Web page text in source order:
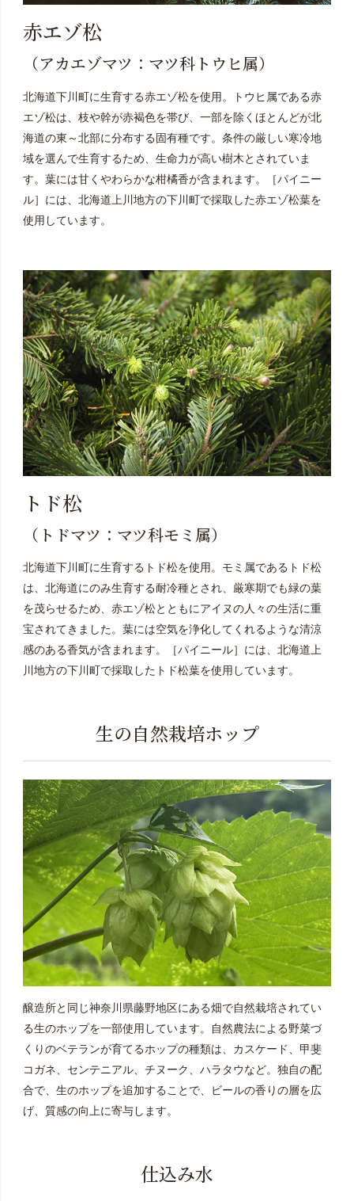
赤エゾ松
（アカエゾマツ：マツ科トウヒ属）
北海道下川町に生育する赤エゾ松を使用。トウヒ属である赤
エゾ松は、枝や幹が赤褐色を帯び、一部を除くほとんどが北
海道の東～北部に分布する固有種です。条件の厳しい寒冷地
域を選んで生育するため、生命力が高い樹木とされていま
す。葉には甘くやわらかな柑橘香が含まれます。［パイニー
ル］には、北海道上川地方の下川町で採取した赤エゾ松葉を
使用しています。
トド松
（トドマツ：マツ科モミ属）
北海道下川町に生育するトド松を使用。モミ属であるトド松
は、北海道にのみ生育する耐冷種とされ、厳寒期でも緑の葉
を茂らせるため、赤エゾ松とともにアイヌの人々の生活に重
宝されてきました。葉には空気を浄化してくれるような清涼
感のある香気が含まれます。［パイニール］には、北海道上
川地方の下川町で採取したトド松葉を使用しています。
生の自然栽培ホップ
醸造所と同じ神奈川県藤野地区にある畑で自然栽培されてい
る生のホップを一部使用しています。自然農法による野菜づ
くりのベテランが育てるホップの種類は、カスケード、甲斐
コガネ、センテニアル、チヌーク、ハラタウなど。独自の配
合で、生のホップを追加することで、ビールの香りの層を広
げ、質感の向上に寄与します。
仕込み水